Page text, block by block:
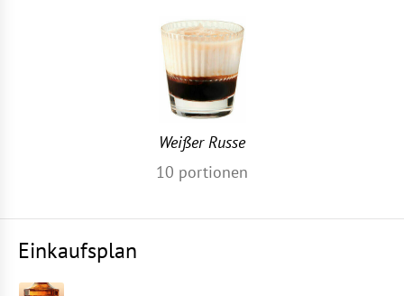
Weißer Russe
10 portionen
Einkaufsplan